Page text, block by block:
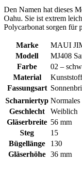
Den Namen hat dieses
Oahu. Sie ist extrem
Polycarbonat sorgen für
Marke
MAUI
Modell
MJ408
Farbe
02 –
Material
Kunststoff
Fassungsart
Scharniertyp Normales
Geschlecht
Weiblich
Gläserbreite 56 mm
Steg
15
Bügellänge
130
Gläserhöhe 36 mm